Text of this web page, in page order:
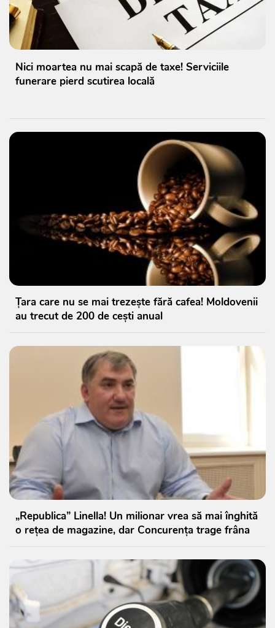
Nici moartea nu mai scapă de taxe! Serviciile
funerare pierd scutirea locală
Țara care nu se mai trezește fără cafea! Moldovenii
au trecut de 200 de cești anual
„Republica” Linella! Un milionar vrea să mai înghită
o rețea de magazine, dar Concurența trage frâna